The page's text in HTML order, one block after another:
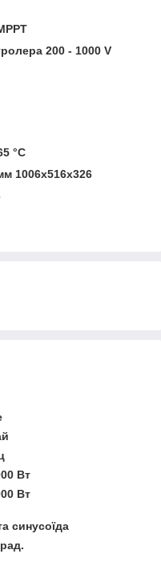
200 - 1000 V
°C
1006x516x326
Вт
Вт
синусоїда